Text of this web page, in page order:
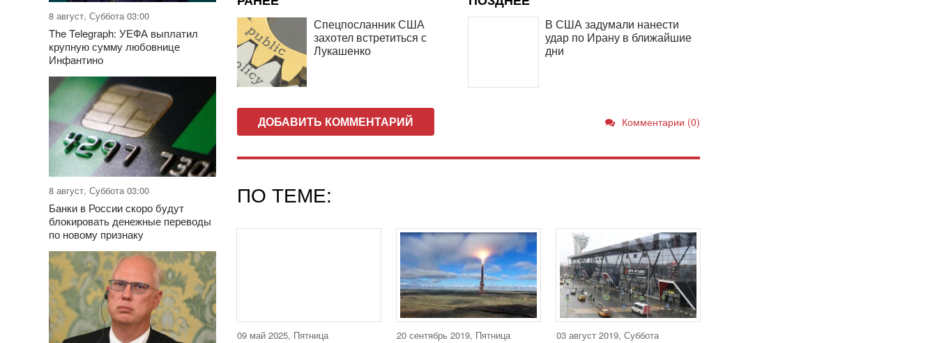
8 август, Суббота 03:00
The Telegraph: УЕФА выплатил
крупную сумму любовнице
Инфантино
8 август, Суббота 03:00
Банки в России скоро будут
блокировать денежные переводы
по новому признаку
Спецпосланник США
захотел встретиться с
Лукашенко
В США задумали нанести
удар по Ирану в ближайшие
дни
ДОБАВИТЬ КОММЕНТАРИЙ Комментарии (0)
ПО ТЕМЕ:
09 май 2025, Пятница 20 сентябрь 2019, Пятница 03 август 2019, Суббота